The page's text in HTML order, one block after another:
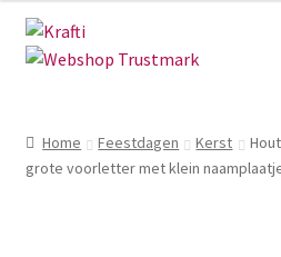
Ga
door
Ga
naar
Taarttoppers
Home Feestdagen Kerst
grote voorletter met klein